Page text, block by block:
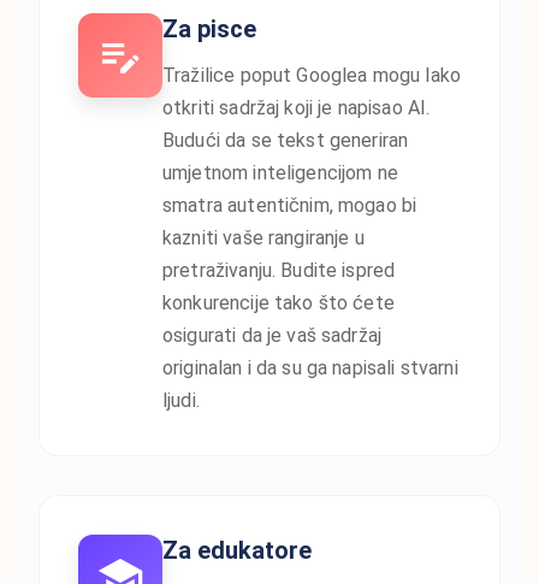
Za pisce
Tražilice poput Googlea mogu lako
otkriti sadržaj koji je napisao AI.
Budući da se tekst generiran
umjetnom inteligencijom ne
smatra autentičnim, mogao bi
kazniti vaše rangiranje u
pretraživanju. Budite ispred
konkurencije tako što ćete
osigurati da je vaš sadržaj
originalan i da su ga napisali stvarni
ljudi.
Za edukatore